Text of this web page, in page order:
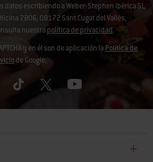
escribiendo a Weber-Stephen Ibérica SL
2B06, 08172 Sant Cugat del Vallès,
nuestra política de privacidad.
y en él son de aplicación laPolítica de
de Google.